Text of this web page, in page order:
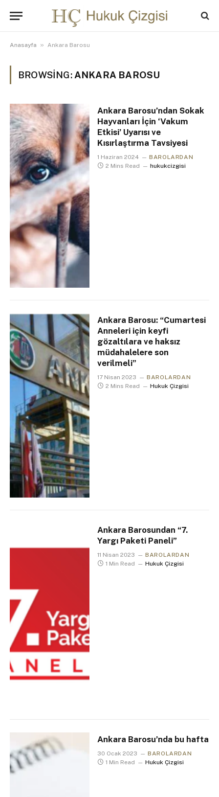
Anasayfa » Ankara Barosu
BROWSING: ANKARA BAROSU
Ankara Barosu’ndan Sokak
Hayvanları İçin ‘Vakum
Etkisi’ Uyarısı ve
Kısırlaştırma Tavsiyesi
1 Haziran 2024
BAROLARDAN
2 Mins Read
hukukcizgisi
Ankara Barosu: “Cumartesi
Anneleri için keyfi
gözaltılara ve haksız
müdahalelere son
verilmeli”
17 Nisan 2023
BAROLARDAN
2 Mins Read
Hukuk Çizgisi
Ankara Barosundan “7.
Yargı Paketi Paneli”
11 Nisan 2023
BAROLARDAN
1 Min Read
Hukuk Çizgisi
Ankara Barosu’nda bu hafta
30 Ocak 2023
BAROLARDAN
1 Min Read
Hukuk Çizgisi